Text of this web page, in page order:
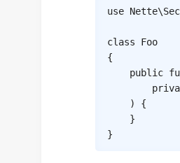
use Nette\
class
Foo
{
public
)
{
}
}